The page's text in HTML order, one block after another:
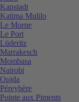
Kapstadt
Katima Mulilo
Le Morne
Le Port
Lüderitz
Marrakesch
Mombasa
Nairobi
Oujda
Péreybère
Pointe aux Piments